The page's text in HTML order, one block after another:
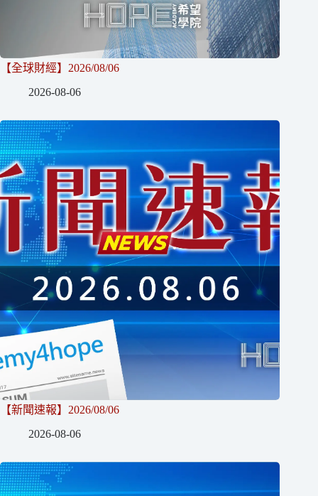
【全球財經】2026/08/06
2026-08-06
【新聞速報】2026/08/06
2026-08-06